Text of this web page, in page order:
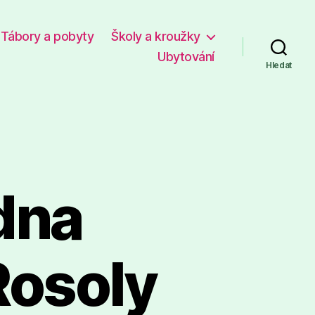
Tábory a pobyty
Školy a kroužky
Ubytování
Hledat